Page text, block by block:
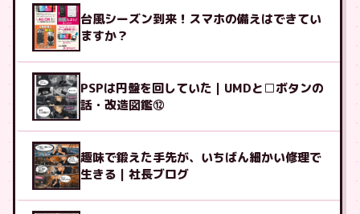
台風シーズン到来！スマホの備えはできてい
ますか？
PSPは円盤を回していた｜UMDと□ボタンの
話・改造図鑑⑫
趣味で鍛えた手先が、いちばん細かい修理で
生きる｜社長ブログ